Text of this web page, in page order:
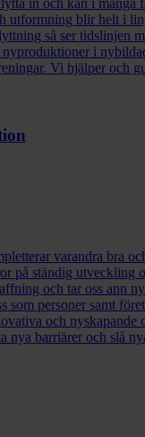
in och kan i många
utformning blir helt i
så ser tidslinjen
nyproduktioner i
Vi hjälper och
varandra bra
på ständig utveckling
och tar oss ann
som personer samt
och nyskapande
nya barriärer och slå